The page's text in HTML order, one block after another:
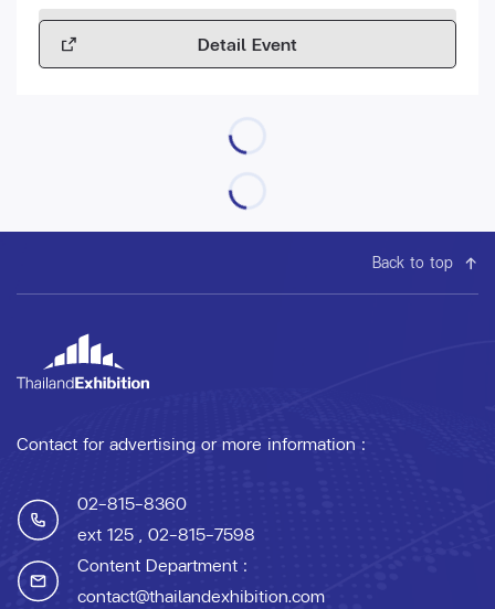
Detail Event
Back to top
Contact for advertising or more information :
02-815-8360
ext 125 , 02-815-7598
Content Department :
contact@thailandexhibition.com